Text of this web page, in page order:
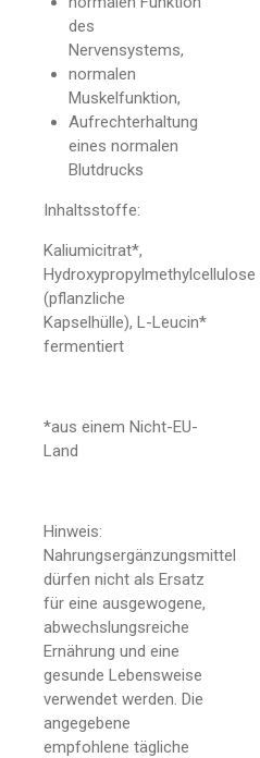
des
Nervensystems,
normalen
Muskelfunktion,
Aufrechterhaltung
eines normalen
Blutdrucks
Inhaltsstoffe:
Kaliumicitrat*,
Hydroxypropylmethylcellulose
(pflanzliche
Kapselhülle), L-Leucin*
fermentiert
*aus einem Nicht-EU-
Land
Hinweis:
Nahrungsergänzungsmittel
dürfen nicht als Ersatz
für eine ausgewogene,
abwechslungsreiche
Ernährung und eine
gesunde Lebensweise
verwendet werden. Die
angegebene
empfohlene tägliche